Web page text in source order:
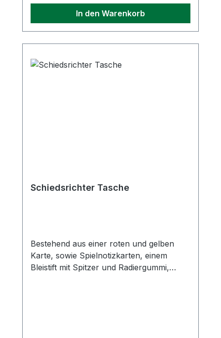
In den Warenkorb
Schiedsrichter Tasche
Bestehend aus einer roten und gelben
Karte, sowie Spielnotizkarten, einem
Bleistift mit Spitzer und Radiergummi,